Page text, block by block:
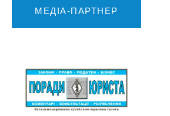
МЕДІА-ПАРТНЕР